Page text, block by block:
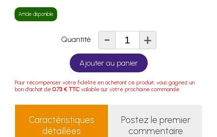
Article disponible
Quantité - +
Ajouter au panier
Pour récompenser votre fidélité en achetant ce produit, vous gagnez un
bon d'achat de 0.73 € TTC valable sur votre prochaine commande.
Caractéristiques
détaillées
Postez le premier
commentaire